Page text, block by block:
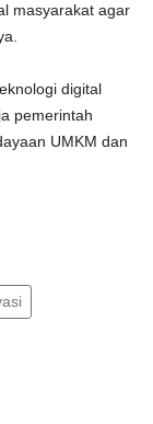
masyarakat agar
digital
pemerintah
UMKM dan